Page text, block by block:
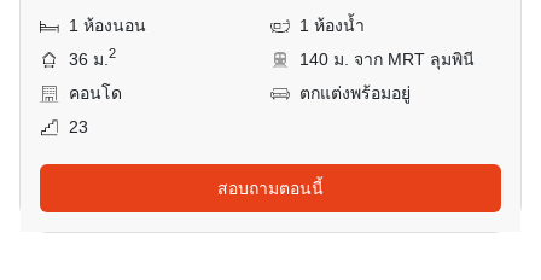
1 ห้องนอน
1 ห้องน้ำ
36 ม.2
140 ม. จาก MRT ลุมพินี
คอนโด
ตกแต่งพร้อมอยู่
23
สอบถามตอนนี้